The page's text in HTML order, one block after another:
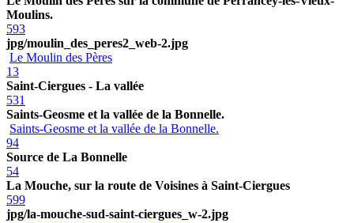
Moulins.
593
jpg/moulin_des_peres2_web-2.jpg
Le Moulin des Pères
13
Saint-Ciergues - La vallée
531
Saints-Geosme et la vallée de la Bonnelle.
Saints-Geosme et la vallée de la Bonnelle.
94
Source de La Bonnelle
54
La Mouche, sur la route de Voisines à Saint-Ciergues
599
jpg/la-mouche-sud-saint-ciergues_w-2.jpg